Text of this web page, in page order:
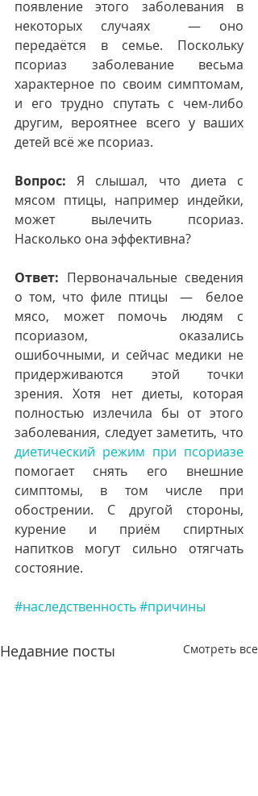
появление этого заболевания в
некоторых случаях  — оно
передаётся в семье. Поскольку
псориаз заболевание весьма
характерное по своим симптомам,
и его трудно спутать с чем-либо
другим, вероятнее всего у ваших
детей всё же псориаз.
Вопрос: Я слышал, что диета с
мясом птицы, например индейки,
может вылечить псориаз.
Насколько она эффективна?
Ответ: Первоначальные сведения
о том, что филе птицы  —  белое
мясо, может помочь людям c
псориазом, оказались
ошибочными, и сейчас медики не
придерживаются этой точки
зрения. Хотя нет диеты, которая
полностью излечила бы от этого
диетический режим при псориазе
помогает снять его внешние
симптомы, в том числе при
обострении. С другой стороны,
курение и приём спиртных
напитков могут сильно отягчать
состояние.
#наследственность#причины
Недавние посты Смотреть все